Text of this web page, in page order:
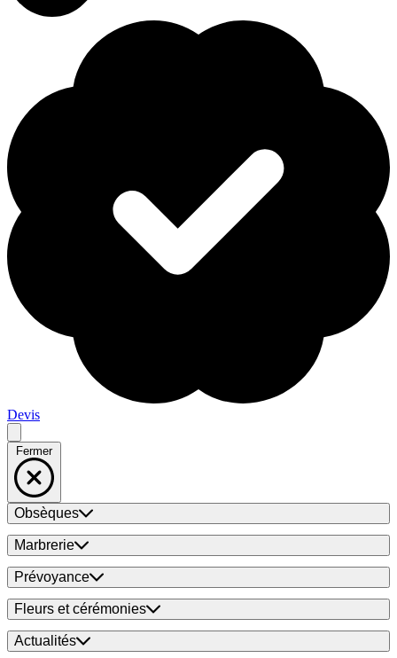
Devis
Fermer
Obsèques
Marbrerie
Prévoyance
Fleurs et cérémonies
Actualités